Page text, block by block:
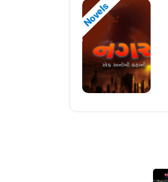
Novels